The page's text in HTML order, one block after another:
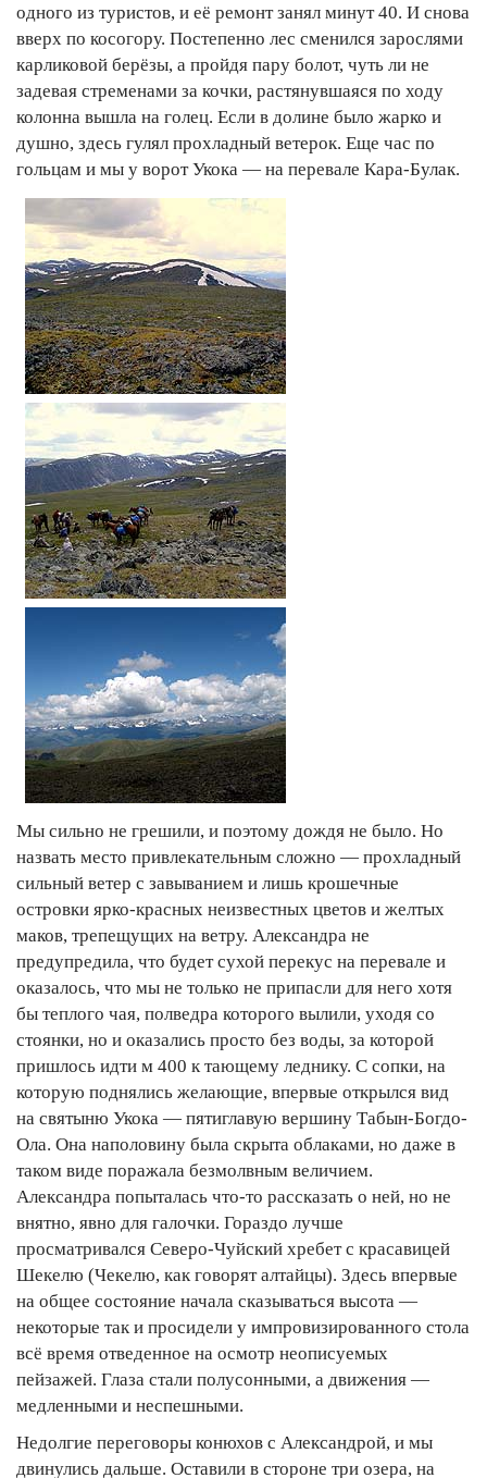
одного из туристов, и её ремонт занял минут 40. И снова
вверх по косогору. Постепенно лес сменился зарослями
карликовой берёзы, а пройдя пару болот, чуть ли не
задевая стременами за кочки, растянувшаяся по ходу
колонна вышла на голец. Если в долине было жарко и
душно, здесь гулял прохладный ветерок. Еще час по
гольцам и мы у ворот Укока — на перевале Кара-Булак.
Мы сильно не грешили, и поэтому дождя не было. Но
назвать место привлекательным сложно — прохладный
сильный ветер с завыванием и лишь крошечные
островки ярко-красных неизвестных цветов и желтых
маков, трепещущих на ветру. Александра не
предупредила, что будет сухой перекус на перевале и
оказалось, что мы не только не припасли для него хотя
бы теплого чая, полведра которого вылили, уходя со
стоянки, но и оказались просто без воды, за которой
пришлось идти м 400 к тающему леднику. С сопки, на
которую поднялись желающие, впервые открылся вид
на святыню Укока — пятиглавую вершину Табын-Богдо-
Ола. Она наполовину была скрыта облаками, но даже в
таком виде поражала безмолвным величием.
Александра попыталась что-то рассказать о ней, но не
внятно, явно для галочки. Гораздо лучше
просматривался Северо-Чуйский хребет с красавицей
Шекелю (Чекелю, как говорят алтайцы). Здесь впервые
на общее состояние начала сказываться высота —
некоторые так и просидели у импровизированного стола
всё время отведенное на осмотр неописуемых
пейзажей. Глаза стали полусонными, а движения —
медленными и неспешными.
Недолгие переговоры конюхов с Александрой, и мы
двинулись дальше. Оставили в стороне три озера, на